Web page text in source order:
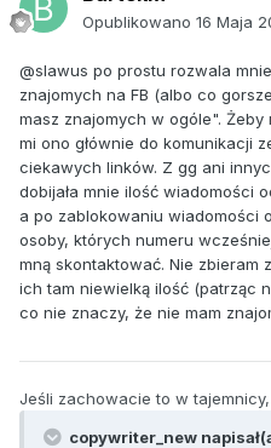
Opublikowano 16 Maja
@slawus po prostu rozwala
znajomych na FB (albo co
masz znajomych w ogóle". Żeby
mi ono głównie do komunikacji
ciekawych linków. Z gg ani
dobijała mnie ilość wiadomości
a po zablokowaniu wiadomości
osoby, których numeru
mną skontaktować. Nie zbieram
ich tam niewielką ilość (patrząc
co nie znaczy, że nie mam
Jeśli zachowacie to w
copywriter_new